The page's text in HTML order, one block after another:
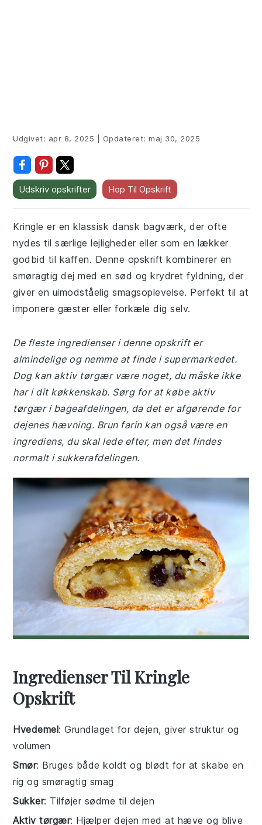
Udgivet: apr 8, 2025 Opdateret:maj 30, 2025
Udskriv opskrifter Hop Til Opskrift
Kringle er en klassisk dansk bagværk, der ofte
nydes til særlige lejligheder eller som en lækker
godbid til kaffen. Denne opskrift kombinerer en
smøragtig dej med en sød og krydret fyldning, der
giver en uimodståelig smagsoplevelse. Perfekt til at
imponere gæster eller forkæle dig selv.
De fleste ingredienser i denne opskrift er
almindelige og nemme at finde i supermarkedet.
Dog kan aktiv tørgær være noget, du måske ikke
har i dit køkkenskab. Sørg for at købe aktiv
tørgær i bageafdelingen, da det er afgørende for
dejenes hævning. Brun farin kan også være en
ingrediens, du skal lede efter, men det findes
normalt i sukkerafdelingen.
Ingredienser Til Kringle
Opskrift
Hvedemel: Grundlaget for dejen, giver struktur og
volumen
Smør: Bruges både koldt og blødt for at skabe en
rig og smøragtig smag
Sukker: Tilføjer sødme til dejen
Aktiv tørgær: Hjælper dejen med at hæve og blive